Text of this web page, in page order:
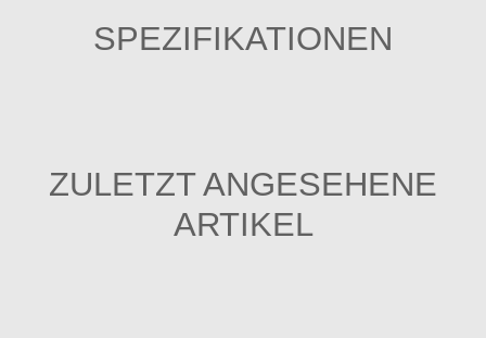
SPEZIFIKATIONEN
ZULETZT ANGESEHENE
ARTIKEL